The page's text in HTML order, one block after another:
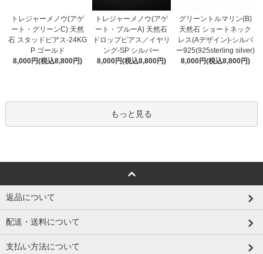
トレジャーメノウ(アゲ
ート・グリーンC) 天然
石 スタッドピアス-24KG
P ゴールド
8,000円(税込8,800円)
トレジャーメノウ(アゲ
ート・ブルーA) 天然石
ドロップピアス／イヤリ
ング-SP シルバー
8,000円(税込8,800円)
グリーントルマリン(B)
天然石 ショートネック
レス(Aデザイン)-シルバ
ー925(925sterling silver)
8,000円(税込8,800円)
もっと見る
返品について
配送・送料について
支払い方法について